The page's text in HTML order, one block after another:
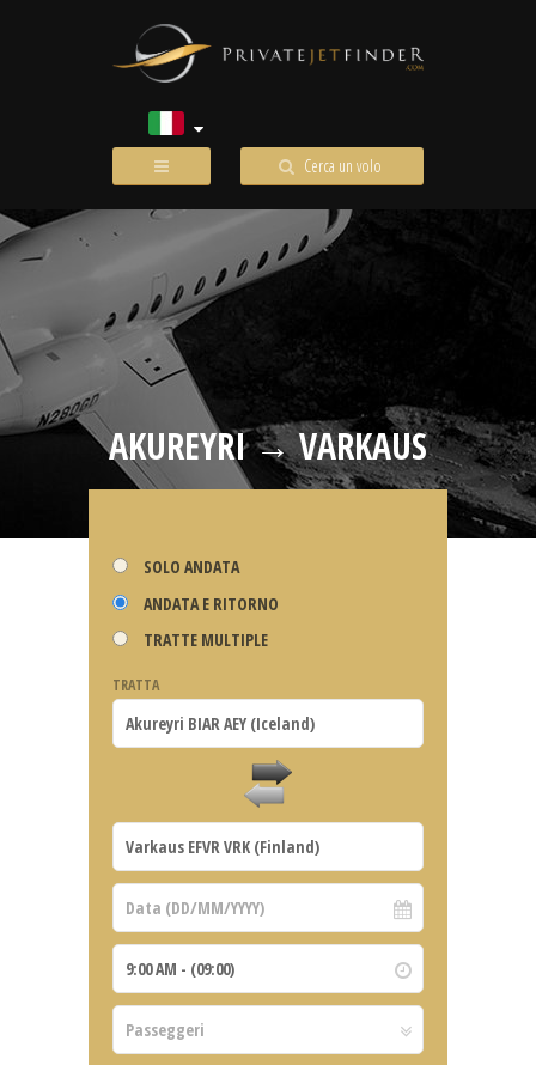
Cerca un volo
AKUREYRI → VARKAUS
SOLO ANDATA
ANDATA E RITORNO
TRATTE MULTIPLE
TRATTA